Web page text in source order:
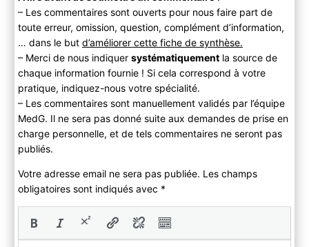
– Les commentaires sont ouverts pour nous faire part de
toute erreur, omission, question, complément d’information,
… dans le but d’améliorer cette fiche de synthèse.
– Merci de nous indiquer systématiquementla source de
chaque information fournie ! Si cela correspond à votre
pratique, indiquez-nous votre spécialité.
– Les commentaires sont manuellement validés par l’équipe
MedG. Il ne sera pas donné suite aux demandes de prise en
charge personnelle, et de tels commentaires ne seront pas
publiés.
Votre adresse email ne sera pas publiée. Les champs
obligatoires sont indiqués avec *